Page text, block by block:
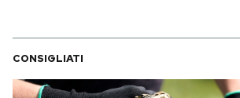
CONSIGLIATI